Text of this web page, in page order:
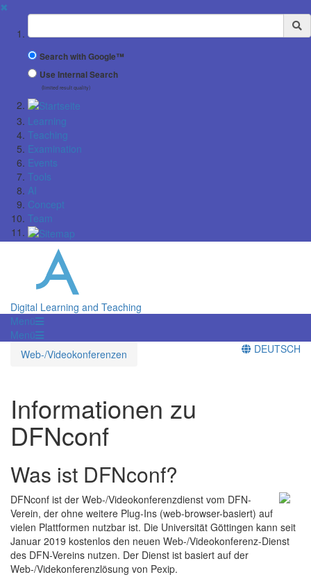
✖
Suchbegriff
Search with Google™
Use Internal Search
(limited result quality)
Learning
Teaching
Examination
Events
Tools
AI
Concept
Team
Digital Learning and Teaching
Menü
Menü
Web-/Videokonferenzen
DEUTSCH
Informationen zu
DFNconf
Was ist DFNconf?
DFNconf ist der Web-/Videokonferenzdienst vom DFN-
Verein, der ohne weitere Plug-Ins (web-browser-basiert) auf
vielen Plattformen nutzbar ist. Die Universität Göttingen kann seit
Januar 2019 kostenlos den neuen Web-/Videokonferenz-Dienst
des DFN-Vereins nutzen. Der Dienst ist basiert auf der
Web-/Videkonferenzlösung von Pexip.